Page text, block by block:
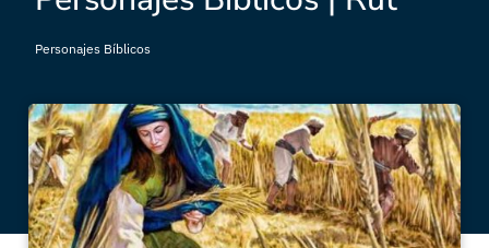
Personajes Bíblicos